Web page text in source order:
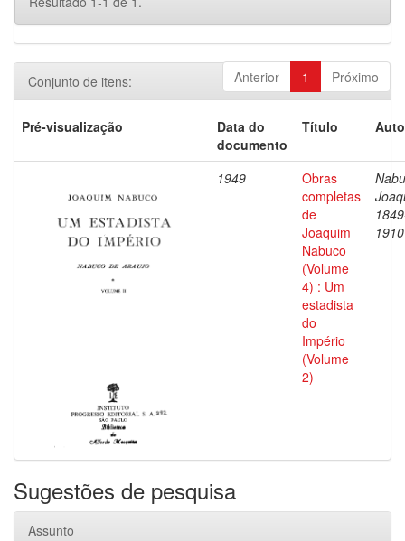
Anterior 1 Próximo
Conjunto de itens:
Pré-visualização
Data do
documento
Título
1949
Obras
completas
de
Joaquim
Nabuco
(Volume
4) : Um
estadista
do
Império
(Volume
2)
1910
Sugestões de pesquisa
Assunto